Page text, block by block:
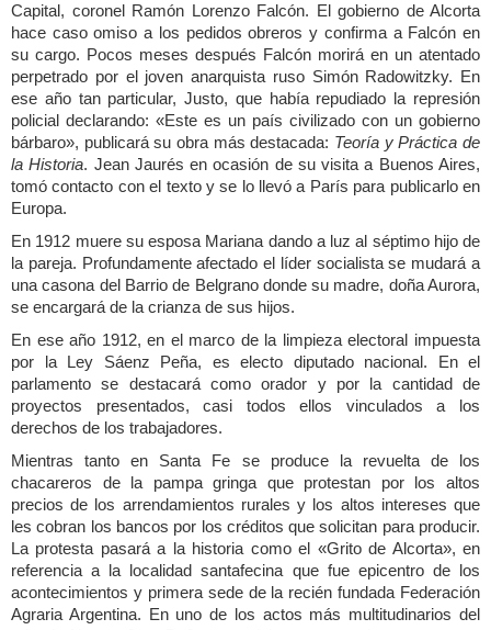
Capital, coronel Ramón Lorenzo Falcón. El gobierno de Alcorta
hace caso omiso a los pedidos obreros y confirma a Falcón en
su cargo. Pocos meses después Falcón morirá en un atentado
perpetrado por el joven anarquista ruso Simón Radowitzky. En
ese año tan particular, Justo, que había repudiado la represión
policial declarando: «Este es un país civilizado con un gobierno
bárbaro», publicará su obra más destacada: Teoría y Práctica de
la Historia. Jean Jaurés en ocasión de su visita a Buenos Aires,
tomó contacto con el texto y se lo llevó a París para publicarlo en
Europa.
En 1912 muere su esposa Mariana dando a luz al séptimo hijo de
la pareja. Profundamente afectado el líder socialista se mudará a
una casona del Barrio de Belgrano donde su madre, doña Aurora,
se encargará de la crianza de sus hijos.
En ese año 1912, en el marco de la limpieza electoral impuesta
por la Ley Sáenz Peña, es electo diputado nacional. En el
parlamento se destacará como orador y por la cantidad de
proyectos presentados, casi todos ellos vinculados a los
derechos de los trabajadores.
Mientras tanto en Santa Fe se produce la revuelta de los
chacareros de la pampa gringa que protestan por los altos
precios de los arrendamientos rurales y los altos intereses que
les cobran los bancos por los créditos que solicitan para producir.
La protesta pasará a la historia como el «Grito de Alcorta», en
referencia a la localidad santafecina que fue epicentro de los
acontecimientos y primera sede de la recién fundada Federación
Agraria Argentina. En uno de los actos más multitudinarios del